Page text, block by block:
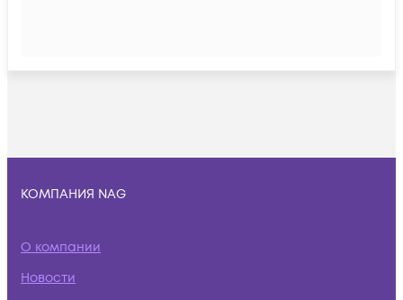
КОМПАНИЯ NAG
О компании
Новости